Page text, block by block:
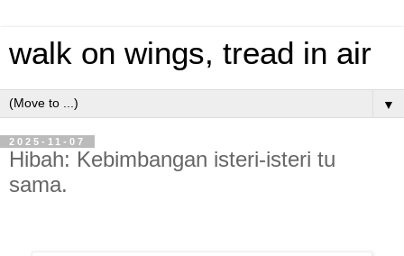
walk on wings, tread in air
▼
2025-11-07
Hibah: Kebimbangan isteri-isteri tu
sama.